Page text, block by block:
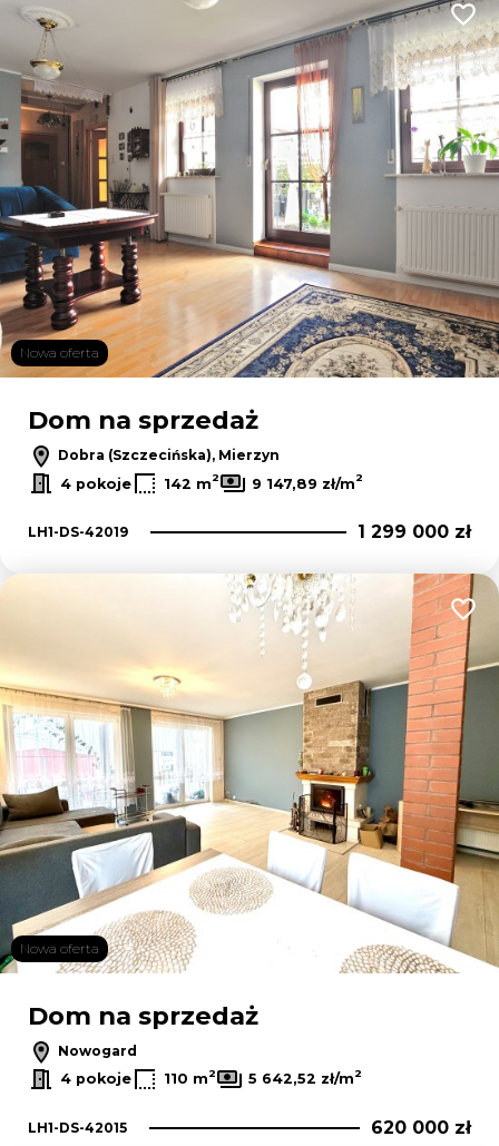
Nowa oferta
Dom na sprzedaż
Dobra (Szczecińska), Mierzyn
4 pokoje
142 m2 9 147,89 zł/m2
LH1-DS-42019 1 299 000 zł
Nowa oferta
Dom na sprzedaż
Nowogard
4 pokoje
110 m2 5 642,52 zł/m2
LH1-DS-42015 620 000 zł